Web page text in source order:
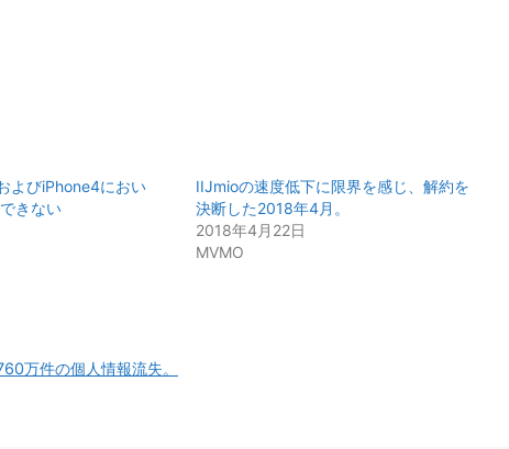
よびiPhone4におい
きない
IIJmioの速度低下に限界を感じ、解約を
決断した2018年4月。
2018年4月22日
MVMO
万件の個人情報流失。